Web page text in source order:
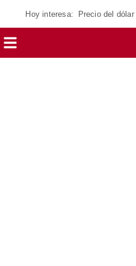
Hoy interesa: Precio del dólar